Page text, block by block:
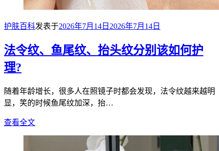
护肤百科发表于2026年7月14日 2026年7月14日
法令纹、鱼尾纹、抬头纹分别该如何护
理?
随着年龄增长，很多人在照镜子时都会发现，法令纹越来越明
显，笑的时候鱼尾纹加深，抬…
查看全文